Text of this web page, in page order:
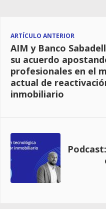
ARTÍCULO ANTERIOR
AIM y Banco
su acuerdo
profesionales en el
actual de
inmobiliario